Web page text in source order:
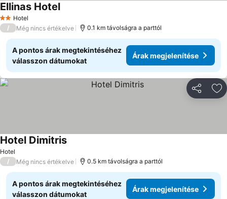
2 Kategória
Hotel
Ellinas Hotel
/ Még nincs értékelve 0.1 km távolságra a parttól
A pontos árak megtekintéséhez
válasszon dátumokat
Árak megjelenítése
Hotel
Hotel Dimitris
/ Még nincs értékelve 0.5 km távolságra a parttól
A pontos árak megtekintéséhez
válasszon dátumokat
Árak megjelenítése